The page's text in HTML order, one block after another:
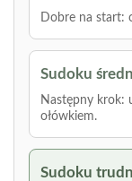
Dobre na start:
Sudoku
Następny krok:
ołówkiem.
Sudoku